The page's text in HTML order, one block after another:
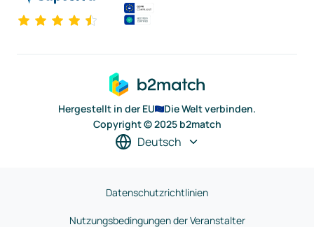
Hergestellt in der EU
Die Welt verbinden.
Copyright © 2025 b2match
Deutsch
Datenschutzrichtlinien
Nutzungsbedingungen der Veranstalter